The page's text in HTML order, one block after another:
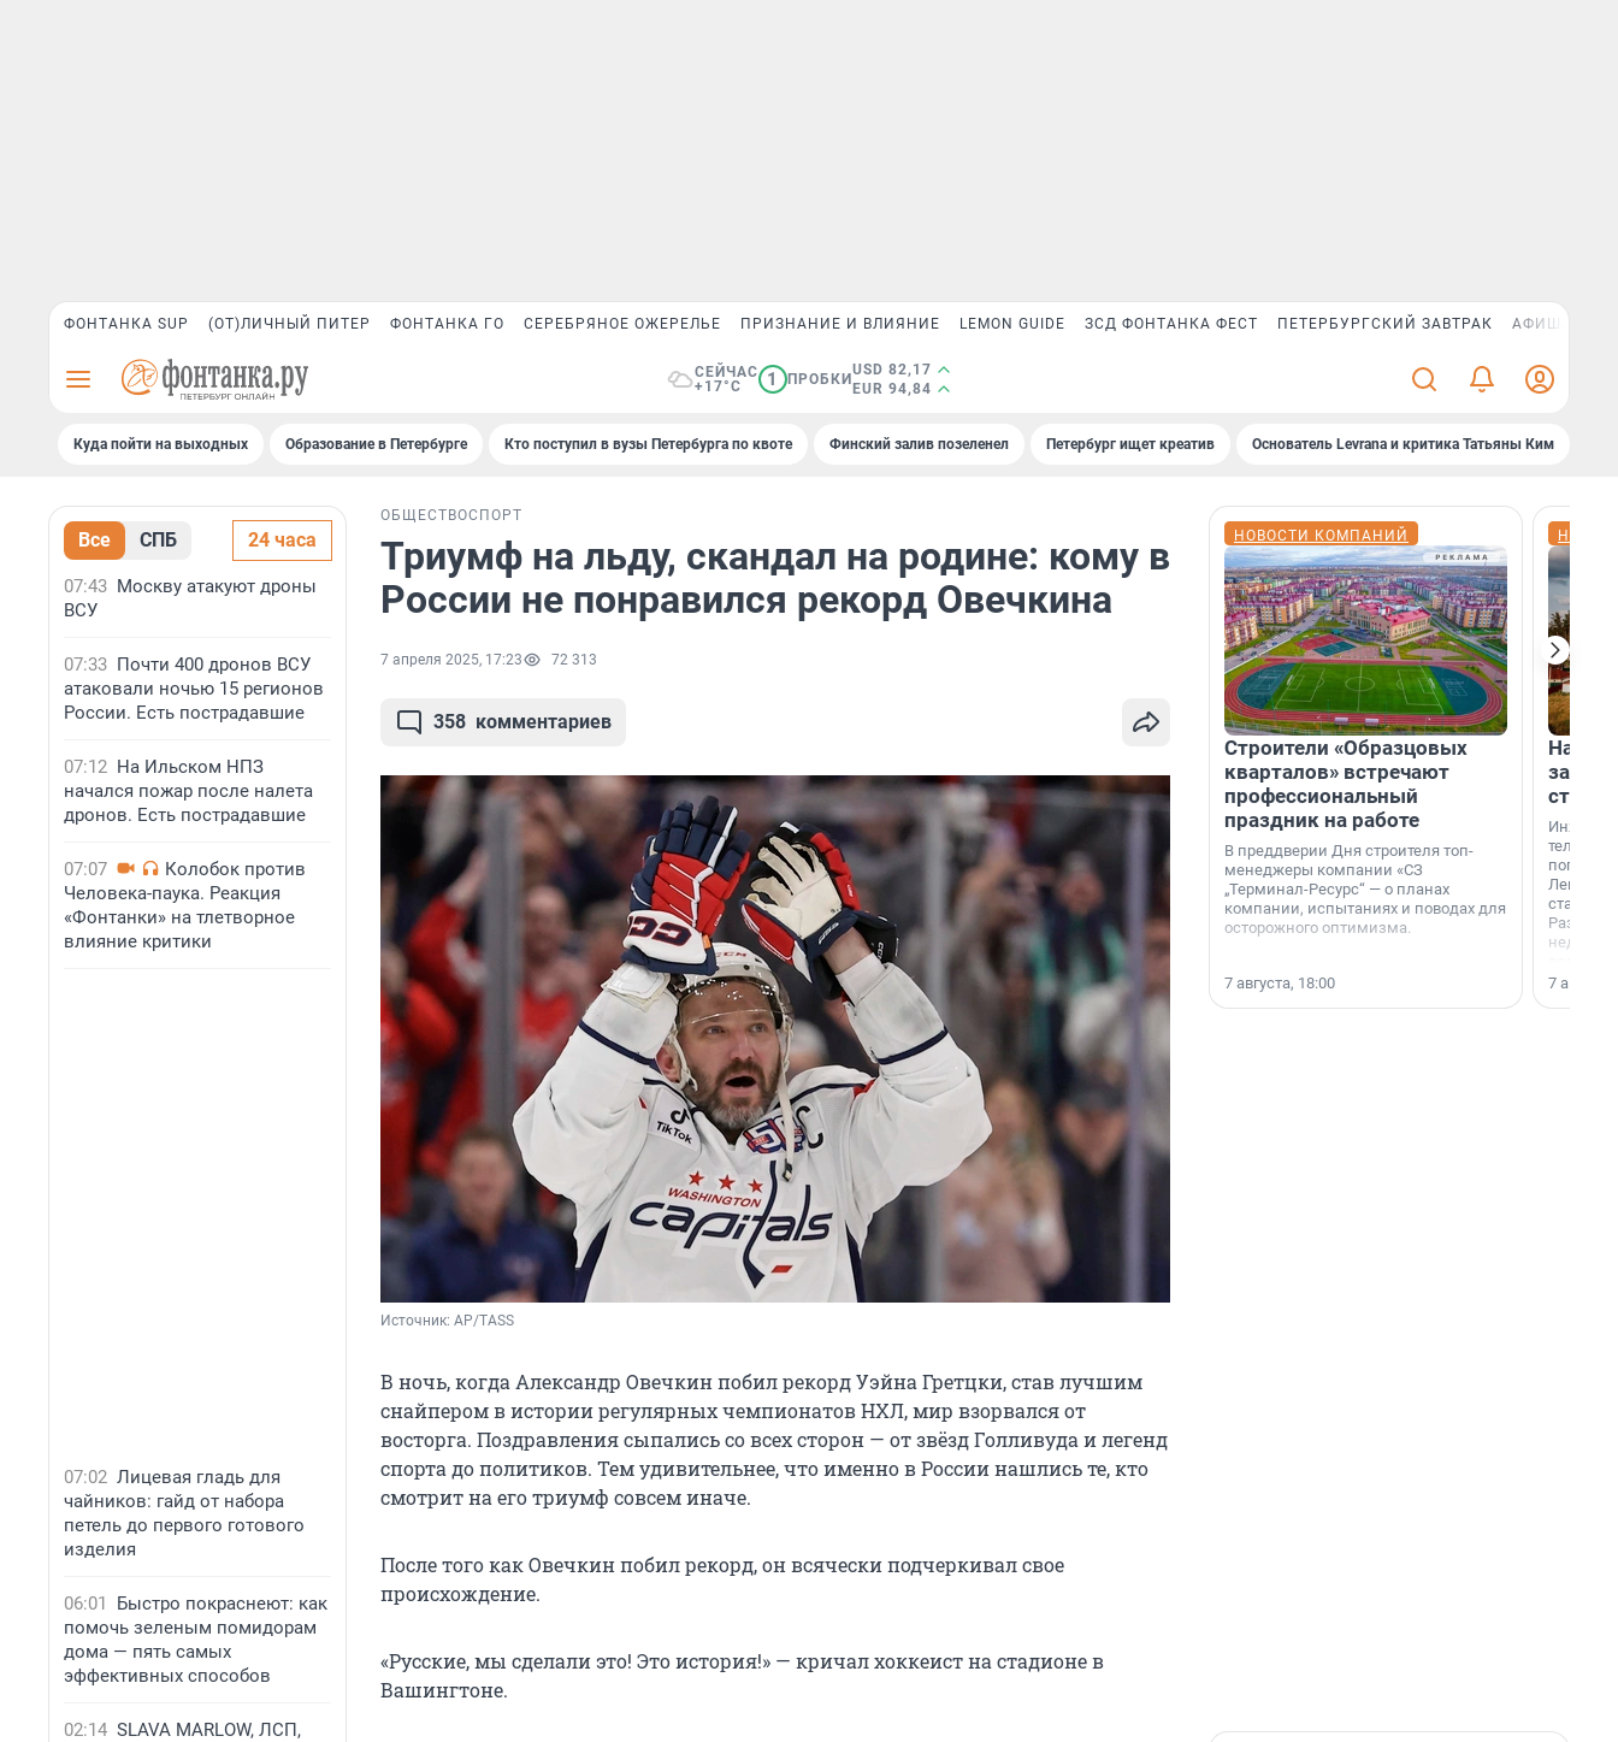
ФОНТАНКА SUP (ОТ)ЛИЧНЫЙ ПИТЕР ФОНТАНКА ГО СЕРЕБРЯНОЕ ОЖЕРЕЛЬЕ ПРИЗНАНИЕ И ВЛИЯНИЕ LEMON GUIDE ЗСД ФОНТАНКА ФЕСТ ПЕТЕРБУРГСКИЙ ЗАВТРАК АФИША PLUS
СЕЙЧАС
+17°C
1 ПРОБКИ
USD 82,17
EUR 94,84
Куда пойти на выходных Образование в Петербурге Кто поступил в вузы Петербурга по квоте Финский залив позеленел Петербург ищет креатив Основатель Levrana и критика Татьяны Ким
Все СПБ 24 часа
07:43 Москву атакуют дроны
ВСУ
07:33 Почти 400 дронов ВСУ
атаковали ночью 15 регионов
России. Есть пострадавшие
07:12 На Ильском НПЗ
начался пожар после налета
дронов. Есть пострадавшие
07:07
Колобок против
Человека-паука. Реакция
«Фонтанки» на тлетворное
влияние критики
07:02 Лицевая гладь для
чайников: гайд от набора
петель до первого готового
изделия
06:01
Быстро покраснеют: как
помочь зеленым помидорам
дома — пять самых
эффективных способов
02:14 SLAVA MARLOW, ЛСП,
ОБЩЕСТВОСПОРТ
Триумф на льду, скандал на родине: кому в
России не понравился рекорд Овечкина
7 апреля 2025, 17:23 72 313
358 комментариев
Источник: AP/TASS
В ночь, когда Александр Овечкин побил рекорд Уэйна Гретцки, став лучшим
снайпером в истории регулярных чемпионатов НХЛ, мир взорвался от
восторга. Поздравления сыпались со всех сторон — от звёзд Голливуда и легенд
спорта до политиков. Тем удивительнее, что именно в России нашлись те, кто
смотрит на его триумф совсем иначе.
После того как Овечкин побил рекорд, он всячески подчеркивал свое
происхождение.
«Русские, мы сделали это! Это история!» — кричал хоккеист на стадионе в
Вашингтоне.
НОВОСТИ КОМПАНИЙ
Строители «Образцовых
кварталов» встречают
профессиональный
праздник на работе
В преддверии Дня строителя топ-
менеджеры компании «СЗ
„Терминал-Ресурс“ — о планах
компании, испытаниях и поводах для
осторожного оптимизма.
7 августа, 18:00
На
станции
7